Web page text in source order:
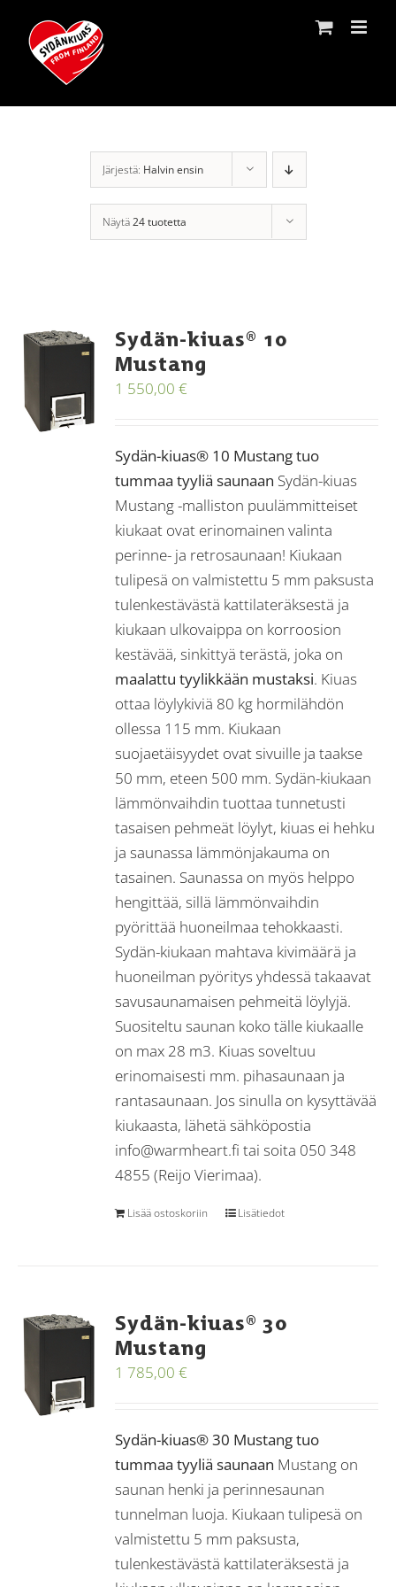
content
Järjestä: Halvin ensin
Näytä24 tuotetta
Sydän-kiuas® 10
Mustang
1 550,00€
Sydän-kiuas® 10 Mustang tuo
tummaa tyyliä saunaan Sydän-kiuas
Mustang -malliston puulämmitteiset
kiukaat ovat erinomainen valinta
perinne- ja retrosaunaan! Kiukaan
tulipesä on valmistettu 5 mm paksusta
tulenkestävästä kattilateräksestä ja
kiukaan ulkovaippa on korroosion
kestävää, sinkittyä terästä, joka on
maalattu tyylikkään mustaksi. Kiuas
ottaa löylykiviä 80 kg hormilähdön
ollessa 115 mm. Kiukaan
suojaetäisyydet ovat sivuille ja taakse
50 mm, eteen 500 mm. Sydän-kiukaan
lämmönvaihdin tuottaa tunnetusti
tasaisen pehmeät löylyt, kiuas ei hehku
ja saunassa lämmönjakauma on
tasainen. Saunassa on myös helppo
hengittää, sillä lämmönvaihdin
pyörittää huoneilmaa tehokkaasti.
Sydän-kiukaan mahtava kivimäärä ja
huoneilman pyöritys yhdessä takaavat
savusaunamaisen pehmeitä löylyjä.
Suositeltu saunan koko tälle kiukaalle
on max 28 m3. Kiuas soveltuu
erinomaisesti mm. pihasaunaan ja
rantasaunaan. Jos sinulla on kysyttävää
kiukaasta, lähetä sähköpostia
info@warmheart.fi tai soita 050 348
4855 (Reijo Vierimaa).
Lisää ostoskoriin Lisätiedot
Sydän-kiuas® 30
Mustang
1 785,00€
Sydän-kiuas® 30 Mustang tuo
tummaa tyyliä saunaan Mustang on
saunan henki ja perinnesaunan
tunnelman luoja. Kiukaan tulipesä on
valmistettu 5 mm paksusta,
tulenkestävästä kattilateräksestä ja